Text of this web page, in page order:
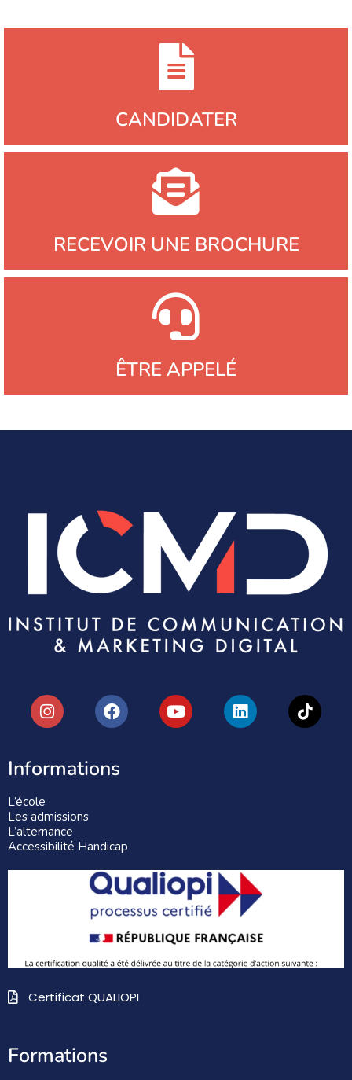
CANDIDATER
RECEVOIR UNE BROCHURE
ÊTRE APPELÉ
Informations
L’école
Les admissions
L’alternance
Accessibilité Handicap
Certificat QUALIOPI
Formations